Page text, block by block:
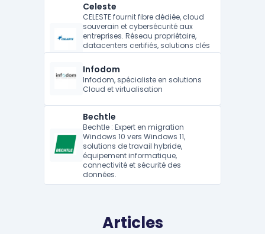
Celeste
CELESTE fournit fibre dédiée, cloud
souverain et cybersécurité aux
entreprises. Réseau propriétaire,
datacenters certifiés, solutions clés
en main. Un prestataire B2B de
confiance pour une digitalisation
sécurisée.
Infodom
Infodom, spécialiste en solutions
Cloud et virtualisation
Bechtle
Bechtle : Expert en migration
Windows 10 vers Windows 11,
solutions de travail hybride,
équipement informatique,
connectivité et sécurité des
données.
Voir tous les intégrateurs
Articles